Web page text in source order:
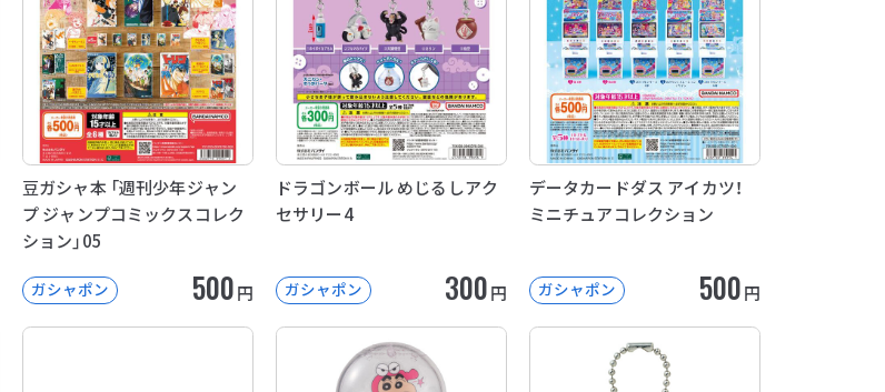
豆ガシャ本 「週刊少年ジャン
プ ジャンプコミックスコレク
ション」05
ガシャポン 500円
ドラゴンボール めじるしアク
セサリー4
ガシャポン 300円
データカードダス アイカツ！
ミニチュアコレクション
ガシャポン 500円